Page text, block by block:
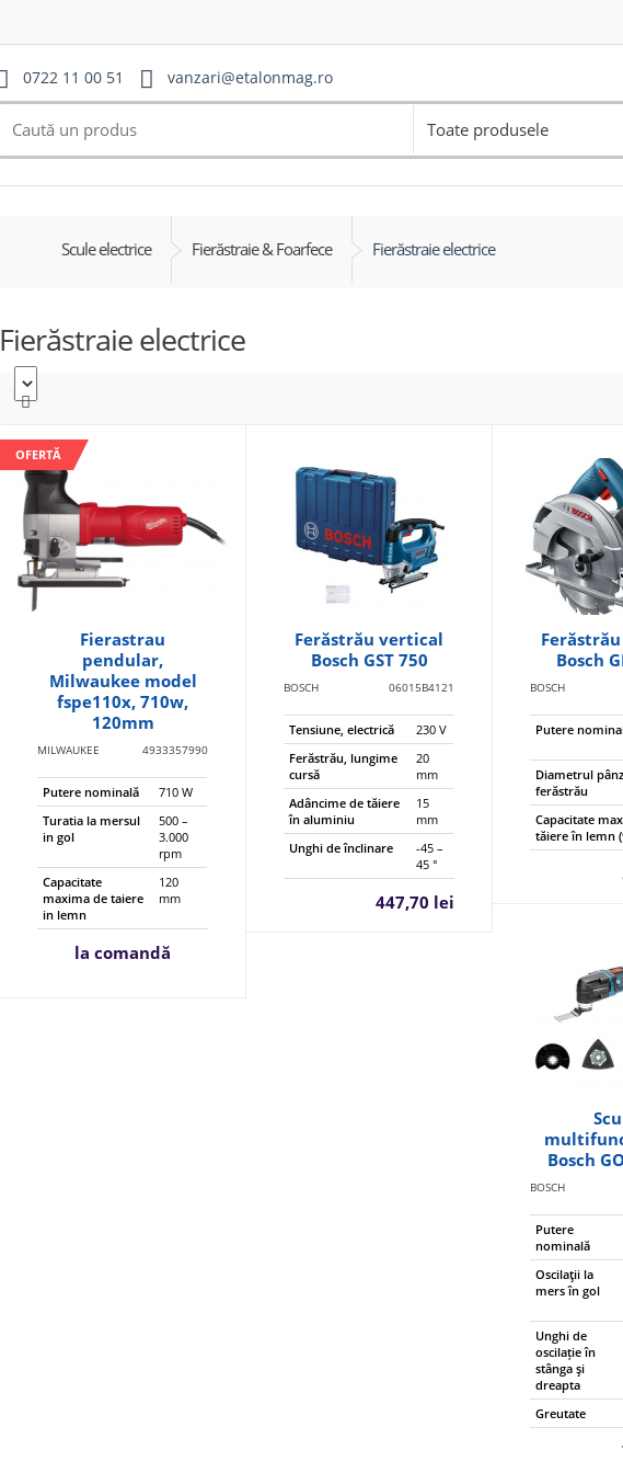
0722 11 00 51 vanzari@etalonmag.ro
Toate produsele
Scule electrice Fierăstraie & Foarfece Fierăstraie electrice
Fierăstraie electrice
OFERTĂ
Fierastrau
pendular,
Milwaukee model
fspe110x, 710w,
120mm
MILWAUKEE 4933357990
Putere nominală
710 W
Turatia la mersul
in gol
500 –
3.000
rpm
Capacitate
maxima de taiere
in lemn
120
mm
la comandă
Ferăstrău vertical
Bosch GST 750
BOSCH 06015B4121
Tensiune, electrică
230 V
Ferăstrău, lungime
cursă
20
mm
Adâncime de tăiere
în aluminiu
15
mm
Unghi de înclinare
-45 –
45 °
447,70 lei
Bosch
BOSCH
Putere
Diametrul
ferăstrău
Capacitate
tăiere în lemn
Bosch
BOSCH
Putere
nominală
Oscilaţii la
mers în gol
Unghi de
oscilație în
stânga şi
dreapta
Greutate